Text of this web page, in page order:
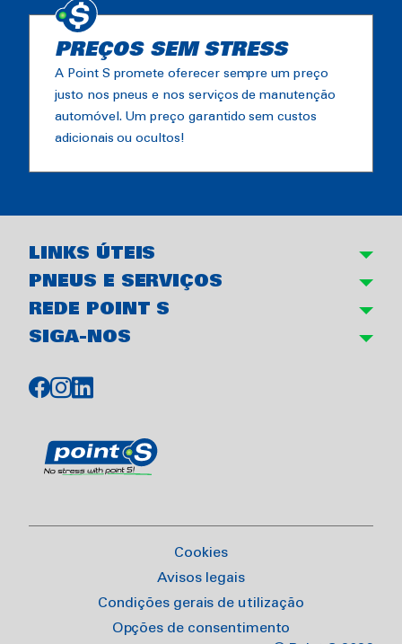
PREÇOS SEM STRESS
A Point S promete oferecer sempre um preço
justo nos pneus e nos serviços de manutenção
automóvel. Um preço garantido sem custos
adicionais ou ocultos!
LINKS ÚTEIS
PNEUS E SERVIÇOS
REDE POINT S
SIGA-NOS
Cookies
Avisos legais
Condições gerais de utilização
Opções de consentimento